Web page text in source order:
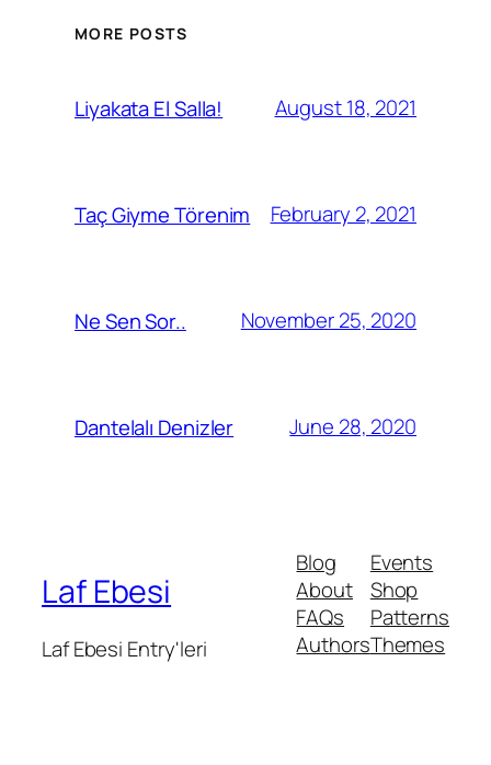
MORE POSTS
Liyakata El Salla! August 18, 2021
Taç Giyme Törenim February 2, 2021
Ne Sen Sor.. November 25, 2020
Dantelalı Denizler June 28, 2020
Laf Ebesi
Laf Ebesi Entry'leri
Blog
About
FAQs
Authors
Events
Shop
Patterns
Themes